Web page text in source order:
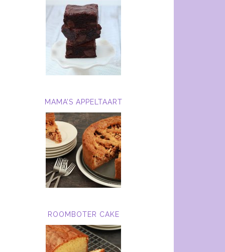
MAMA’S APPELTAART
ROOMBOTER CAKE